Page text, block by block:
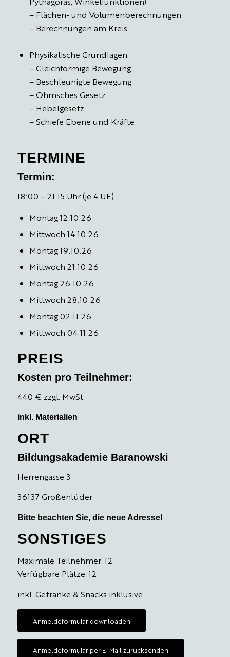
– Flächen- und Volumenberechnungen
– Berechnungen am Kreis
Physikalische Grundlagen:
– Gleichförmige Bewegung
– Beschleunigte Bewegung
– Ohmsches Gesetz
– Hebelgesetz
– Schiefe Ebene und Kräfte
TERMINE
Termin:
18:00 – 21:15 Uhr (je 4 UE)
Montag 12.10.26
Mittwoch 14.10.26
Montag 19.10.26
Mittwoch 21.10.26
Montag 26.10.26
Mittwoch 28.10.26
Montag 02.11.26
Mittwoch 04.11.26
PREIS
Kosten pro Teilnehmer:
440 € zzgl. MwSt.
inkl. Materialien
ORT
Bildungsakademie Baranowski
Herrengasse 3
36137 Großenlüder
Bitte beachten Sie, die neue Adresse!
SONSTIGES
Maximale Teilnehmer: 12
Verfügbare Plätze: 12
inkl. Getränke & Snacks inklusive
Anmeldeformular downloaden
Anmeldeformular per E-Mail zurücksenden